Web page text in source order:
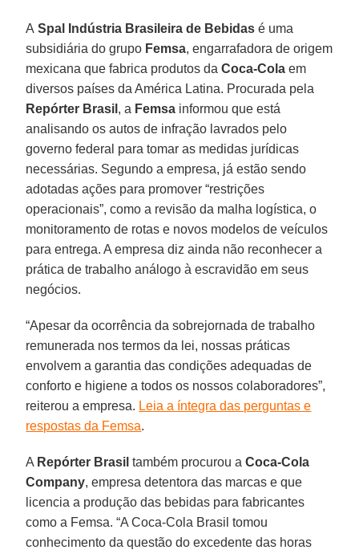
A Spal Indústria Brasileira de Bebidas é uma
subsidiária do grupo Femsa, engarrafadora de origem
mexicana que fabrica produtos da Coca-Cola em
diversos países da América Latina. Procurada pela
Repórter Brasil , a Femsa informou que está
analisando os autos de infração lavrados pelo
governo federal para tomar as medidas jurídicas
necessárias. Segundo a empresa, já estão sendo
adotadas ações para promover “restrições
operacionais”, como a revisão da malha logística, o
monitoramento de rotas e novos modelos de veículos
para entrega. A empresa diz ainda não reconhecer a
prática de trabalho análogo à escravidão em seus
negócios.
“Apesar da ocorrência da sobrejornada de trabalho
remunerada nos termos da lei, nossas práticas
envolvem a garantia das condições adequadas de
conforto e higiene a todos os nossos colaboradores”,
reiterou a empresa. Leia a íntegra das perguntas e
respostas da Femsa.
A Repórter Brasil também procurou aCoca-Cola
Company, empresa detentora das marcas e que
licencia a produção das bebidas para fabricantes
como a Femsa. “A Coca-Cola Brasil tomou
conhecimento da questão do excedente das horas